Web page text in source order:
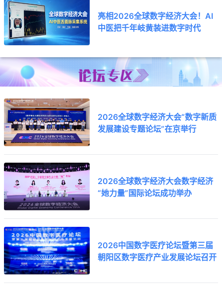
亮相2026全球数字经济大会！AI
中医把千年岐黄装进数字时代
2026全球数字经济大会“数字新质
发展建设专题论坛”在京举行
2026全球数字经济大会数字经济
“她力量”国际论坛成功举办
2026中国数字医疗论坛暨第三届
朝阳区数字医疗产业发展论坛召开